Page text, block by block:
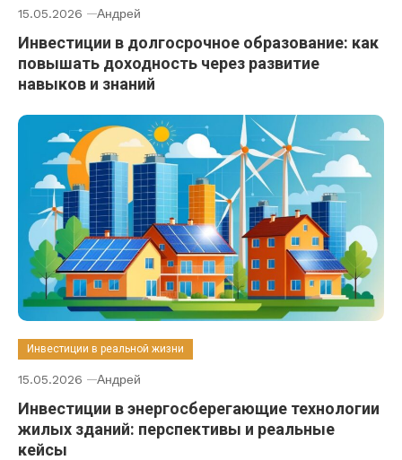
15.05.2026 Андрей
Инвестиции в долгосрочное образование: как
повышать доходность через развитие
навыков и знаний
Инвестиции в реальной жизни
15.05.2026 Андрей
Инвестиции в энергосберегающие технологии
жилых зданий: перспективы и реальные
кейсы